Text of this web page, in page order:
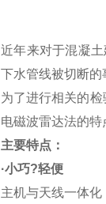
近年来对于混凝
下水管线被切断的
为了进行相关的
电磁波雷达法的特
主要特点：
·小巧?轻便
主机与天线一体化